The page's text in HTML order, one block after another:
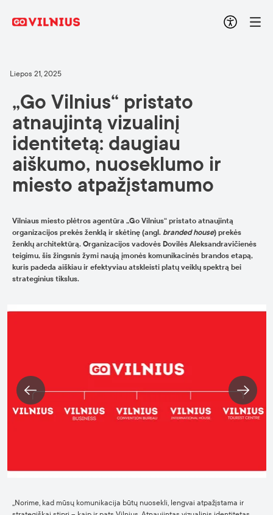
Liepos 21, 2025
„Go Vilnius“ pristato
atnaujintą vizualinį
identitetą: daugiau
aiškumo, nuoseklumo ir
miesto atpažįstamumo
Vilniaus miesto plėtros agentūra „Go Vilnius“ pristato atnaujintą
organizacijos prekės ženklą ir skėtinę (angl. branded house) prekės
ženklų architektūrą. Organizacijos vadovės Dovilės Aleksandravičienės
teigimu, šis žingsnis žymi naują įmonės komunikacinės brandos etapą,
kuris padeda aiškiau ir efektyviau atskleisti platų veiklų spektrą bei
strateginius tikslus.
„Norime, kad mūsų komunikacija būtų nuosekli, lengvai atpažįstama ir